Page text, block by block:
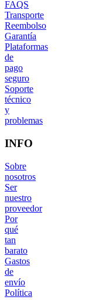
FAQS
Transporte
Reembolso
Garantía
Plataformas
de
pago
seguro
Soporte
técnico
y
problemas
INFO
Sobre
nosotros
Ser
nuestro
proveedor
Por
qué
tan
barato
Gastos
de
envío
Política